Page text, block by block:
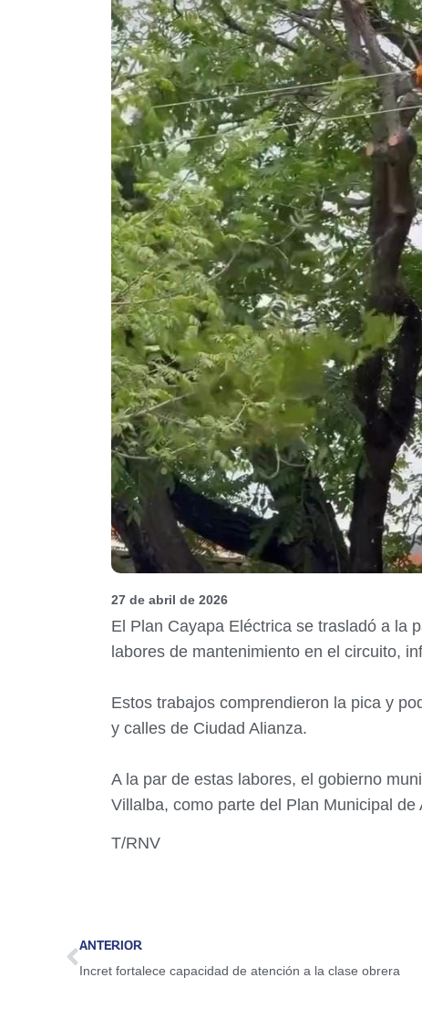
27 de abril de 2026
El Plan Cayapa Eléctrica se trasladó a la
labores de mantenimiento en el circuito,
Estos trabajos comprendieron la pica y
y calles de Ciudad Alianza.
A la par de estas labores, el gobierno
Villalba, como parte del Plan Municipal
T/RNV
ANTERIOR
Incret fortalece capacidad de atención a la clase obrera